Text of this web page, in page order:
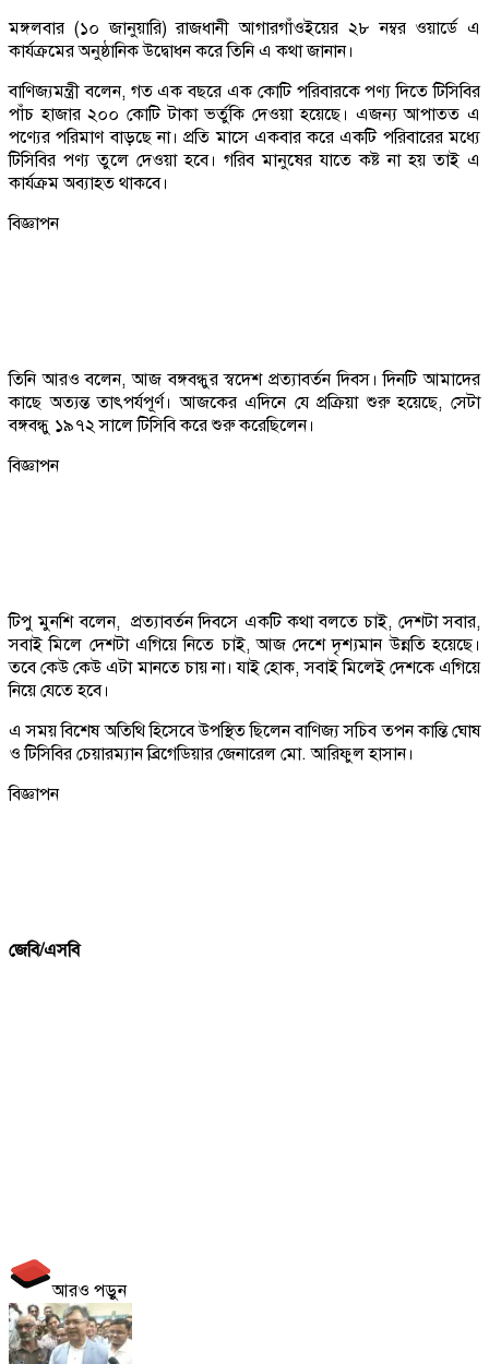
মঙ্গলবার (১০ জানুয়ারি) রাজধানী আগারগাঁওইয়ের ২৮ নম্বর ওয়ার্ডে এ
কার্যক্রমের অনুষ্ঠানিক উদ্বোধন করে তিনি এ কথা জানান।
বাণিজ্যমন্ত্রী বলেন, গত এক বছরে এক কোটি পরিবারকে পণ্য দিতে টিসিবির
পাঁচ হাজার ২০০ কোটি টাকা ভর্তুকি দেওয়া হয়েছে। এজন্য আপাতত এ
পণ্যের পরিমাণ বাড়ছে না। প্রতি মাসে একবার করে একটি পরিবারের মধ্যে
টিসিবির পণ্য তুলে দেওয়া হবে। গরিব মানুষের যাতে কষ্ট না হয় তাই এ
কার্যক্রম অব্যাহত থাকবে।
বিজ্ঞাপন
তিনি আরও বলেন, আজ বঙ্গবন্ধুর স্বদেশ প্রত্যাবর্তন দিবস। দিনটি আমাদের
কাছে অত্যন্ত তাৎপর্যপূর্ণ। আজকের এদিনে যে প্রক্রিয়া শুরু হয়েছে, সেটা
বঙ্গবন্ধু ১৯৭২ সালে টিসিবি করে শুরু করেছিলেন।
বিজ্ঞাপন
টিপু মুনশি বলেন, প্রত্যাবর্তন দিবসে একটি কথা বলতে চাই, দেশটা সবার,
সবাই মিলে দেশটা এগিয়ে নিতে চাই, আজ দেশে দৃশ্যমান উন্নতি হয়েছে।
তবে কেউ কেউ এটা মানতে চায় না। যাই হোক, সবাই মিলেই দেশকে এগিয়ে
নিয়ে যেতে হবে।
এ সময় বিশেষ অতিথি হিসেবে উপস্থিত ছিলেন বাণিজ্য সচিব তপন কান্তি ঘোষ
ও টিসিবির চেয়ারম্যান ব্রিগেডিয়ার জেনারেল মো. আরিফুল হাসান।
বিজ্ঞাপন
জেবি/এসবি
আরও পড়ুন